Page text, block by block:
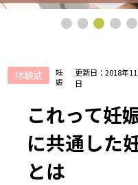
体験談
妊
娠
更新日：2018年
日
これって妊
に共通した
とは